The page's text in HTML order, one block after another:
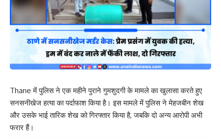
Thane में पुलिस ने एक महीने पुराने गुमशुदगी के मामले का खुलासा करते हुए
सनसनीखेज हत्या का पर्दाफाश किया है। इस मामले में पुलिस ने मेहजबीन शेख
और उसके भाई तारिक शेख को गिरफ्तार किया है, जबकि दो अन्य आरोपी अभी
फरार हैं।